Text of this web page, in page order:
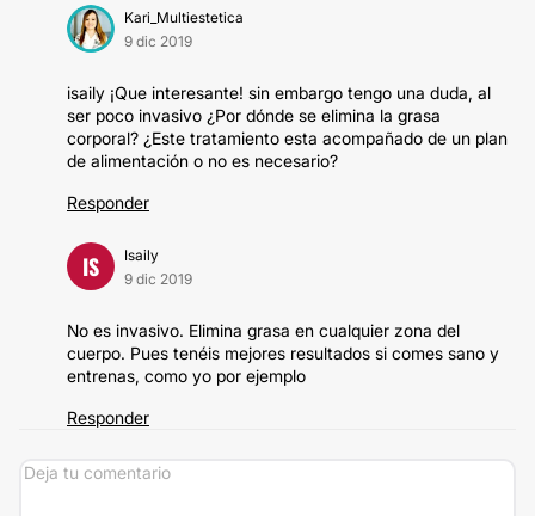
Kari_Multiestetica
9 dic 2019
isaily ¡Que interesante! sin embargo tengo una duda, al
ser poco invasivo ¿Por dónde se elimina la grasa
corporal? ¿Este tratamiento esta acompañado de un plan
de alimentación o no es necesario?
Responder
IS
Isaily
9 dic 2019
No es invasivo. Elimina grasa en cualquier zona del
cuerpo. Pues tenéis mejores resultados si comes sano y
entrenas, como yo por ejemplo
Responder